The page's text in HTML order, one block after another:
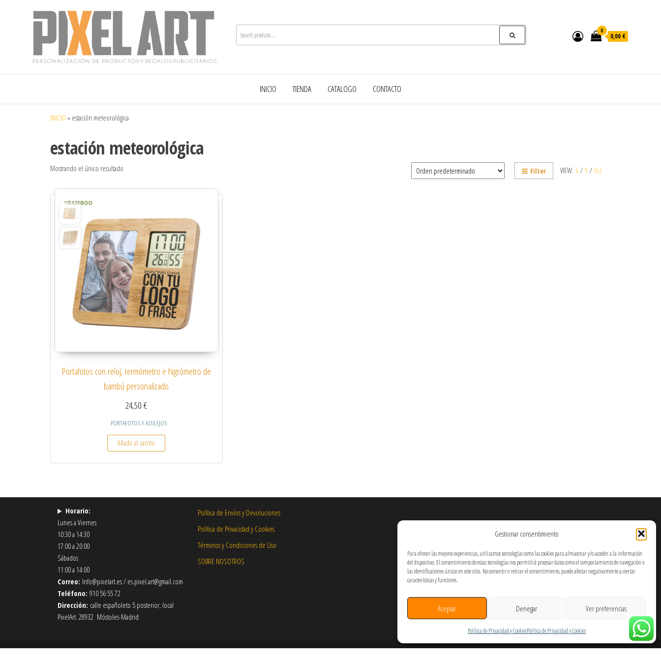
Gestionar consentimiento
Para ofrecer las mejores experiencias, utilizamos tecnologías como las cookies para almacenar y/o acceder a la información
del dispositivo. El consentimiento de estas tecnologías nos permitirá procesar datos como el comportamiento de navegación o
las identificaciones únicas en este sitio. No consentir o retirar el consentimiento, puede afectar negativamente a ciertas
características y funciones.
Aceptar Denegar Ver preferencias
Política de Privacidad y CookiesPolítica de Privacidad y Cookies
Pixelart
en móstoles
0
0,00 €
INICIO TIENDA CATALOGO CONTACTO
INICIO » estación meteorológica
estación meteorológica
VIEW: 6 / 9 / ALL
Filter
Mostrando el único resultado
Portafotos con reloj, termómetro e higrómetro de
bambú personalizado
24,50€
PORTAFOTOS Y AZULEJOS
Añadir al carrito
Horario:
Lunes a Viernes
10:30 a 14:30
17:00 a 20:00
Sábados
11:00 a 14:00
Correo: Info@pixelart.es / es.pixel.art@gmail.com
Teléfono: 910 56 55 72
Dirección: calle españoleto 5 posterior, local
PixelArt. 28932 Móstoles-Madrid
Política de Envíos y Devoluciones
Política de Privacidad y Cookies
Términos y Condiciones de Uso
SOBRE NOSOTROS